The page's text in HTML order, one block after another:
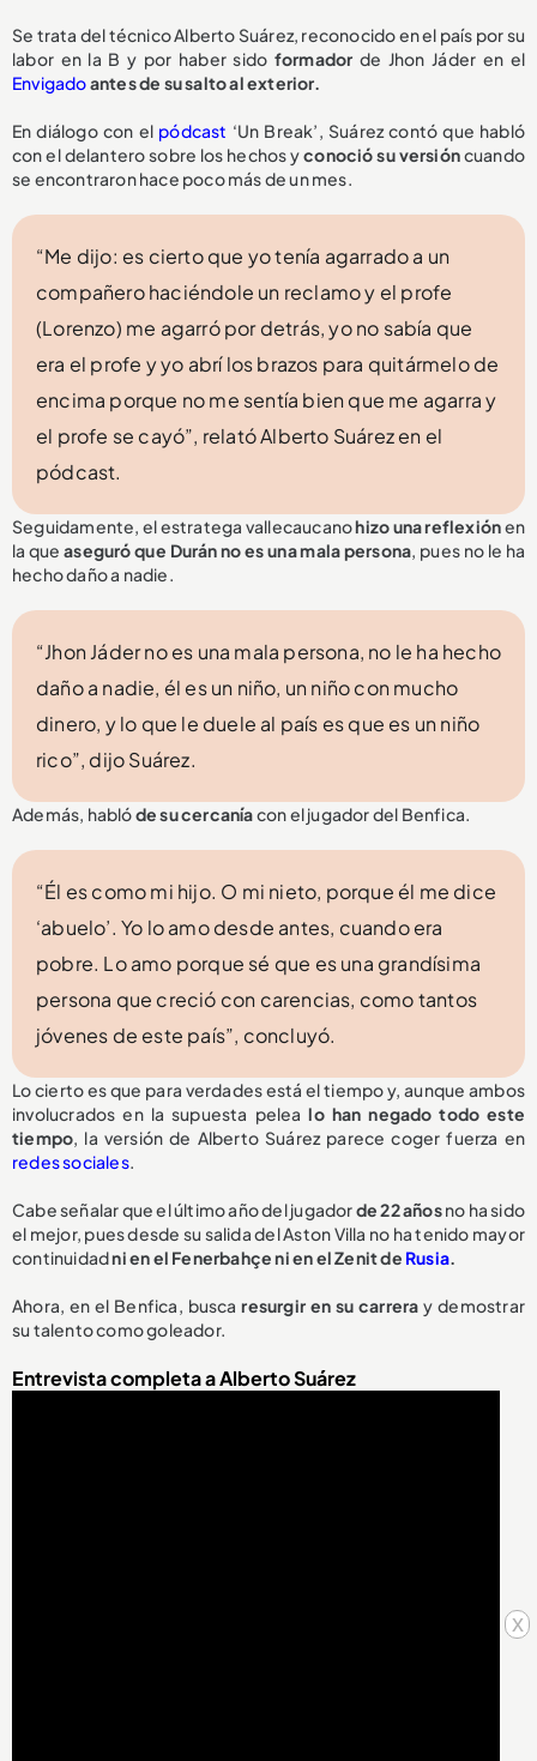
x
Se trata del técnico Alberto Suárez, reconocido en el país por su
labor en la B y por haber sido formador de Jhon Jáder en el
Envigadoantes de su salto al exterior.
En diálogo con el pódcast ‘Un Break’, Suárez contó que habló
con el delantero sobre los hechos yconoció su versióncuando
se encontraron hace poco más de un mes.
“Me dijo: es cierto que yo tenía agarrado a un
compañero haciéndole un reclamo y el profe
(Lorenzo) me agarró por detrás, yo no sabía que
era el profe y yo abrí los brazos para quitármelo de
encima porque no me sentía bien que me agarra y
el profe se cayó”, relató Alberto Suárez en el
pódcast.
Seguidamente, el estratega vallecaucanohizo una reflexiónen
la queaseguró que Durán no es una mala persona, pues no le ha
hecho daño a nadie.
“Jhon Jáder no es una mala persona, no le ha hecho
daño a nadie, él es un niño, un niño con mucho
dinero, y lo que le duele al país es que es un niño
rico”, dijo Suárez.
Además, hablóde su cercaníacon el jugador del Benfica.
“Él es como mi hijo. O mi nieto, porque él me dice
‘abuelo’. Yo lo amo desde antes, cuando era
pobre. Lo amo porque sé que es una grandísima
persona que creció con carencias, como tantos
jóvenes de este país”, concluyó.
Lo cierto es que para verdades está el tiempo y, aunque ambos
involucrados en la supuesta pelealo han negado todo este
tiempo, la versión de Alberto Suárez parece coger fuerza en
redes sociales.
Cabe señalar que el último año del jugadorde 22 añosno ha sido
el mejor, pues desde su salida del Aston Villa no ha tenido mayor
continuidadni en el Fenerbahçe ni en el Zenit de Rusia.
Ahora, en el Benfica, buscaresurgir en su carrera y demostrar
su talento como goleador.
Entrevista completa a Alberto Suárez